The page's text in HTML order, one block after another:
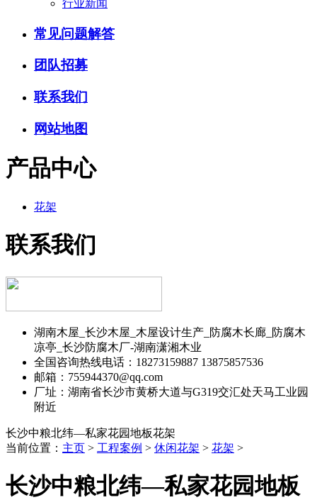
行业新闻
常见问题解答
团队招募
联系我们
网站地图
产品中心
花架
联系我们
湖南木屋_长沙木屋_木屋设计生产_防腐木长廊_防腐木
凉亭_长沙防腐木厂-湖南潇湘木业
全国咨询热线电话：18273159887 13875857536
邮箱：755944370@qq.com
厂址：湖南省长沙市黄桥大道与G319交汇处天马工业园
附近
长沙中粮北纬—私家花园地板花架
当前位置： 主页 > 工程案例 > 休闲花架 > 花架 >
长沙中粮北纬—私家花园地板